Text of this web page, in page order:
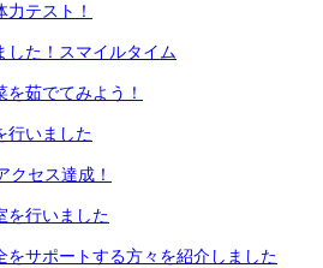
テスト！
した！スマイルタイム
茹でてみよう！
行いました
クセス達成！
を行いました
をサポートする方々を紹介しました